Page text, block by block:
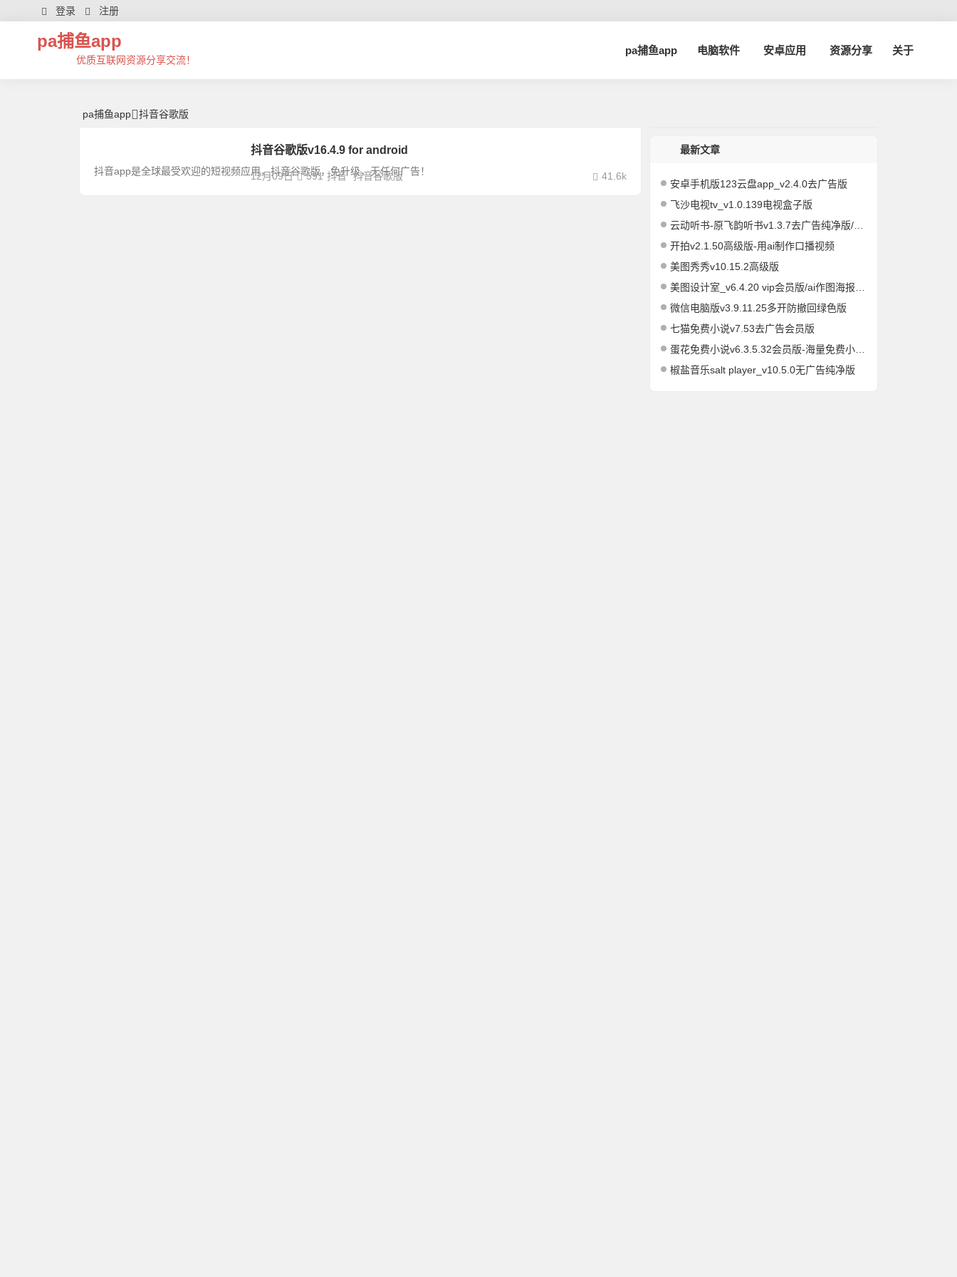
抖音谷歌版 | 芊芊精典-pa捕鱼app
登录 注册
pa捕鱼app
优质互联网资源分享交流！
pa捕鱼app 电脑软件 安卓应用 资源分享 关于
pa捕鱼app 抖音谷歌版
抖音谷歌版v16.4.9 for android
抖音app是全球最受欢迎的短视频应用，抖音谷歌版，免升级，无任何广告！
12月09日 41.6k
591 抖音 抖音谷歌版
最新文章
安卓手机版123云盘app_v2.4.0去广告版
飞沙电视tv_v1.0.139电视盒子版
云动听书-原飞韵听书v1.3.7去广告纯净版/海量资源
开拍v2.1.50高级版-用ai制作口播视频
美图秀秀v10.15.2高级版
美图设计室_v6.4.20 vip会员版/ai作图海报编辑
微信电脑版v3.9.11.25多开防撤回绿色版
七猫免费小说v7.53去广告会员版
蛋花免费小说v6.3.5.32会员版-海量免费小说有声小说阅读听书
椒盐音乐salt player_v10.5.0无广告纯净版